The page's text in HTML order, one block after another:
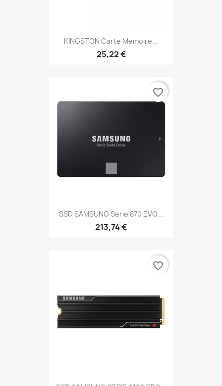
KINGSTON Carte Memoire...
25,22 €
SSD SAMSUNG Serie 870 EVO...
213,74 €
favorite_border
favorite_border